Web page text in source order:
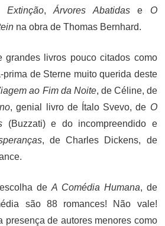
Extinção,Árvores Abatidase O
na obra de Thomas Bernhard.
grandes livros pouco citados como
prima de Sterne muito querida deste
ao Fim da Noite, de Céline, de
, genial livro de Ítalo Svevo, de O
(Buzzati) e do incompreendido e
, de Charles Dickens, de
de A Comédia Humana, de
são 88 romances! Não vale!
presença de autores menores como